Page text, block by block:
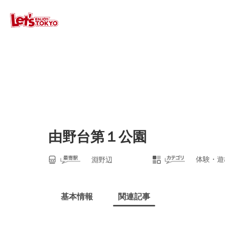
由野台第１公園
淵野辺 体験・
基本情報 関連記事